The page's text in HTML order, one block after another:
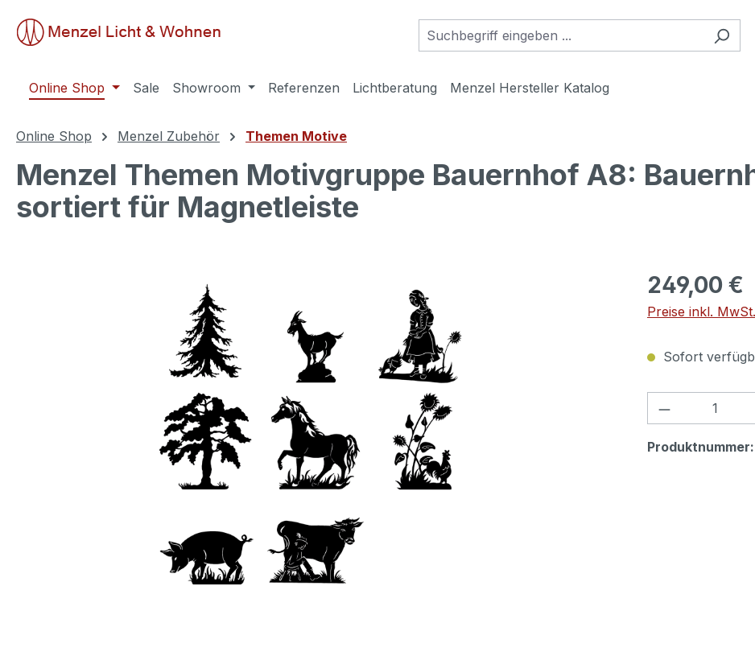
Online Shop Sale Showroom Referenzen Lichtberatung Menzel Hersteller Katalog
Online Shop Menzel Zubehör Themen Motive
Menzel Themen Motivgruppe Bauernhof A8:
sortiert für Magnetleiste
249,00 €
Preise inkl.
Sofort
Produkt
Produktnummer: